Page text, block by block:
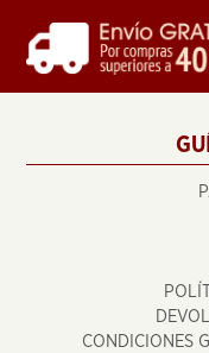
CONDICIONES